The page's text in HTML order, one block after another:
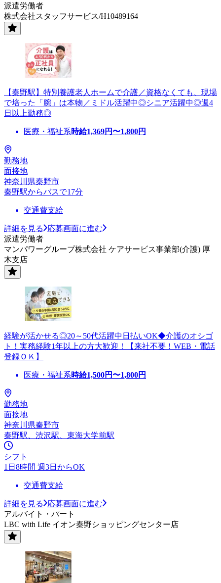
派遣労働者
株式会社スタッフサービス/H10489164
【秦野駅】特別養護老人ホームで介護／資格なくても、現場
で培った「腕」は本物／ミドル活躍中◎シニア活躍中◎週4
日以上勤務◎
医療・福祉系時給1,369円〜1,800円
勤務地
面接地
神奈川県秦野市
秦野駅からバスで17分
交通費支給
詳細を見る
応募画面に進む
派遣労働者
マンパワーグループ株式会社 ケアサービス事業部(介護) 厚
木支店
経験が活かせる◎20～50代活躍中日払いOK◆介護のオシゴ
ト！実務経験1年以上の方大歓迎！【来社不要！WEB・電話
登録ＯＫ】
医療・福祉系時給1,500円〜1,800円
勤務地
面接地
神奈川県秦野市
秦野駅、渋沢駅、東海大学前駅
シフト
1日8時間 週3日からOK
交通費支給
詳細を見る
応募画面に進む
アルバイト・パート
LBC with Life イオン秦野ショッピングセンター店